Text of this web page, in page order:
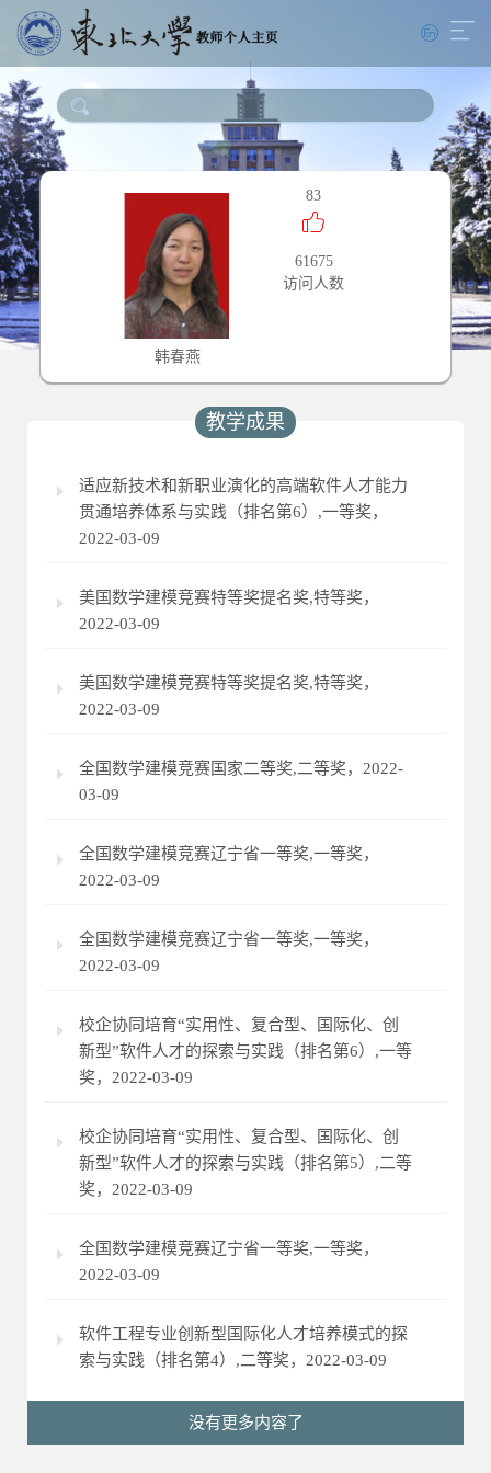
韩春燕
83
61675
访问人数
教学成果
适应新技术和新职业演化的高端软件人才能力
贯通培养体系与实践（排名第6）,一等奖，
2022-03-09
美国数学建模竞赛特等奖提名奖,特等奖，
2022-03-09
美国数学建模竞赛特等奖提名奖,特等奖，
2022-03-09
全国数学建模竞赛国家二等奖,二等奖，2022-
03-09
全国数学建模竞赛辽宁省一等奖,一等奖，
2022-03-09
全国数学建模竞赛辽宁省一等奖,一等奖，
2022-03-09
校企协同培育“实用性、复合型、国际化、创
新型”软件人才的探索与实践（排名第6）,一等
奖，2022-03-09
校企协同培育“实用性、复合型、国际化、创
新型”软件人才的探索与实践（排名第5）,二等
奖，2022-03-09
全国数学建模竞赛辽宁省一等奖,一等奖，
2022-03-09
软件工程专业创新型国际化人才培养模式的探
索与实践（排名第4）,二等奖，2022-03-09
没有更多内容了